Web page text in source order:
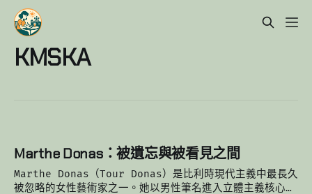
KMSKA
Marthe Donas：被遺忘與被看見之間
Marthe Donas（Tour Donas）是比利時現代主義中最長久
被忽略的女性藝術家之一。她以男性筆名進入立體主義核心，